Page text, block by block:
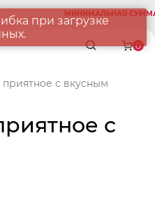
МИНИМАЛЬНАЯ СУММА
0
с вкусным
с
при загрузке